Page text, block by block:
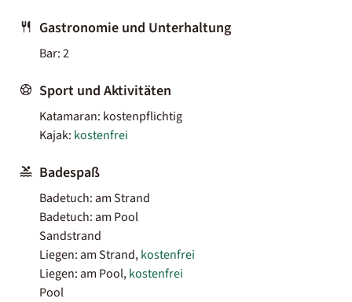
Gastronomie und Unterhaltung
Bar: 2
Sport und Aktivitäten
Katamaran: kostenpflichtig
Kajak: kostenfrei
Badespaß
Badetuch: am Strand
Badetuch: am Pool
Sandstrand
Liegen: am Strand,kostenfrei
Liegen: am Pool,kostenfrei
Pool